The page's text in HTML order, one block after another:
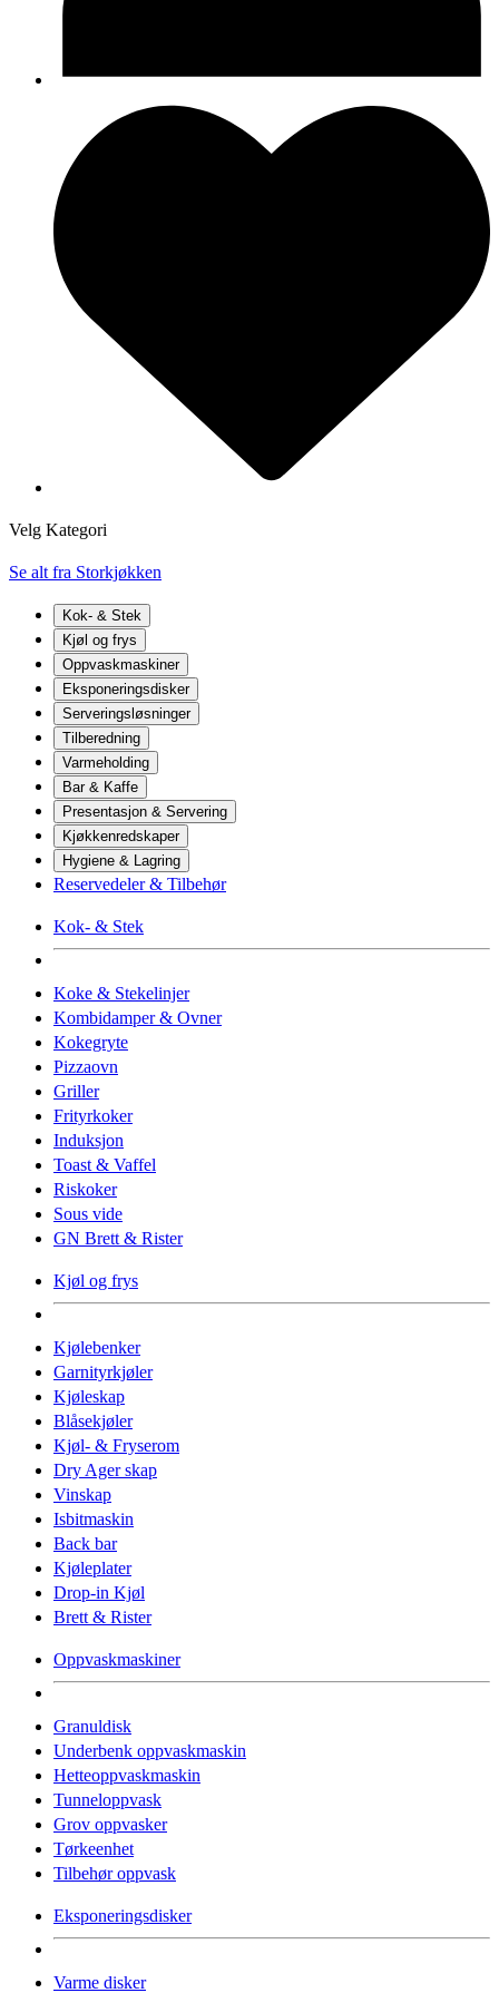
Velg Kategori
Se alt fra Storkjøkken
Kok- & Stek
Kjøl og frys
Oppvaskmaskiner
Eksponeringsdisker
Serveringsløsninger
Tilberedning
Varmeholding
Bar & Kaffe
Presentasjon & Servering
Kjøkkenredskaper
Hygiene & Lagring
Reservedeler & Tilbehør
Kok- & Stek
Koke & Stekelinjer
Kombidamper & Ovner
Kokegryte
Pizzaovn
Griller
Frityrkoker
Induksjon
Toast & Vaffel
Riskoker
Sous vide
GN Brett & Rister
Kjøl og frys
Kjølebenker
Garnityrkjøler
Kjøleskap
Blåsekjøler
Kjøl- & Fryserom
Dry Ager skap
Vinskap
Isbitmaskin
Back bar
Kjøleplater
Drop-in Kjøl
Brett & Rister
Oppvaskmaskiner
Granuldisk
Underbenk oppvaskmaskin
Hetteoppvaskmaskin
Tunneloppvask
Grov oppvasker
Tørkeenhet
Tilbehør oppvask
Eksponeringsdisker
Varme disker